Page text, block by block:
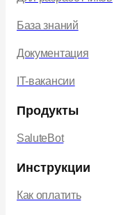
База знаний
Документация
IT-вакансии
Продукты
SaluteBot
Инструкции
Как оплатить